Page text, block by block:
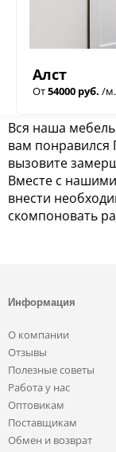
Алст
От54000 руб. /
Вся наша
вам понравился
вызовите
Вместе с
внести
скомпоновать
Информация
О компании
Отзывы
Полезные советы
Работа у нас
Оптовикам
Поставщикам
Обмен и возврат